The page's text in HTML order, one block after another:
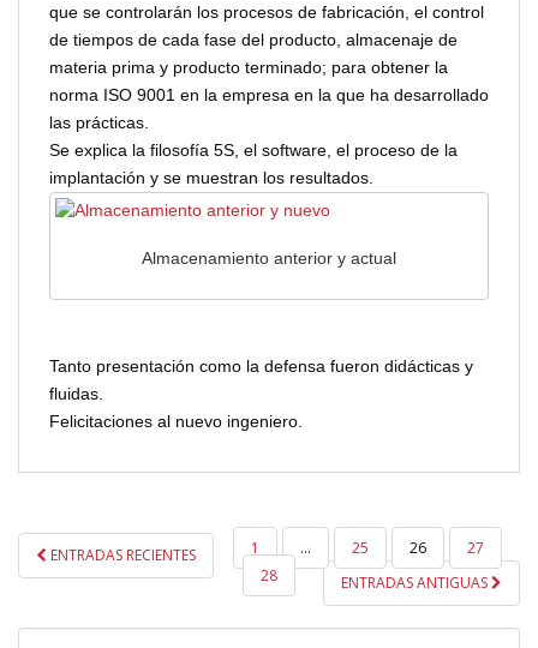
que se controlarán los procesos de fabricación, el control
de tiempos de cada fase del producto, almacenaje de
materia prima y producto terminado; para obtener la
norma ISO 9001 en la empresa en la que ha desarrollado
las prácticas.
Se explica la filosofía 5S, el software, el proceso de la
implantación y se muestran los resultados.
Almacenamiento anterior y actual
Tanto presentación como la defensa fueron didácticas y
fluidas.
Felicitaciones al nuevo ingeniero.
PAGINACIÓN
DE
ENTRADAS RECIENTES 1 … 25 26
27
28
ENTRADAS ANTIGUAS